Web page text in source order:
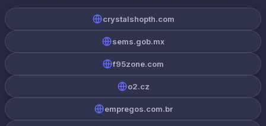
crystalshopth.com
sems.gob.mx
f95zone.com
o2.cz
empregos.com.br